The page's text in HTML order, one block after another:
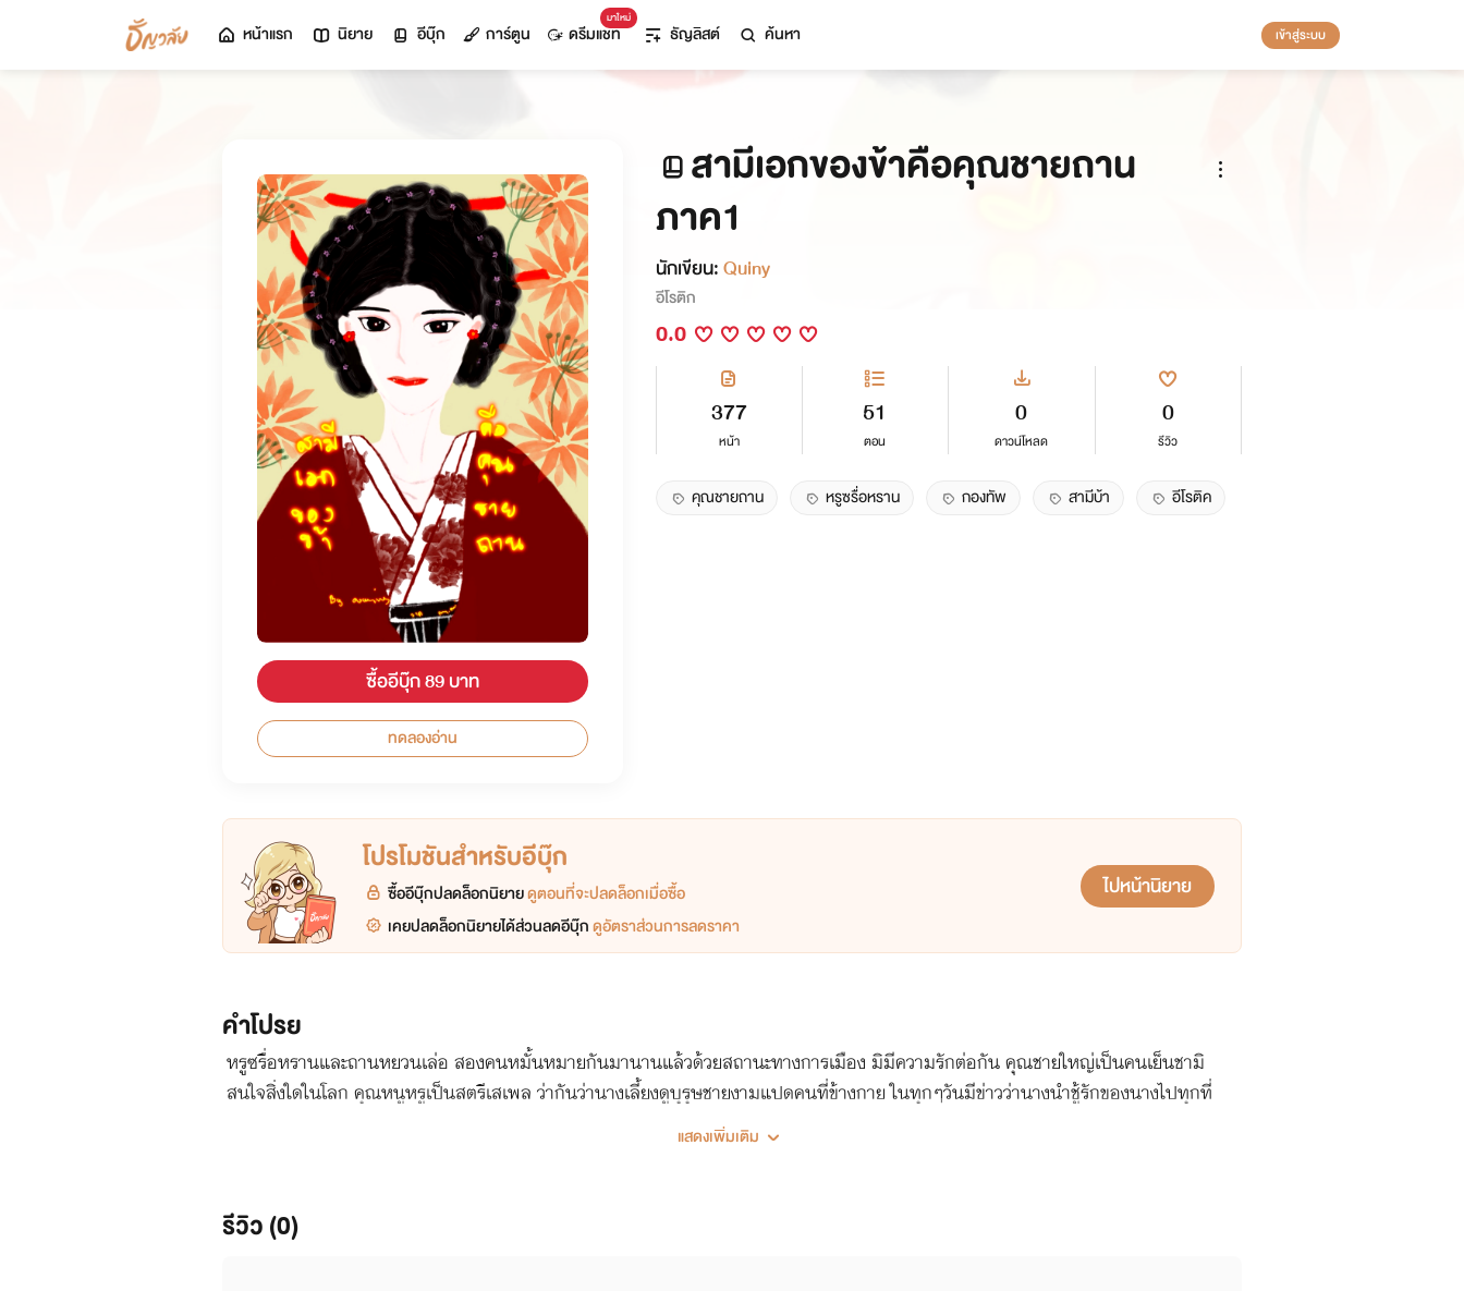
หน้าแรก นิยาย อีบุ๊ก การ์ตูน
มาใหม่
ดรีมแชท ธัญลิสต์ ค้นหา เข้าสู่ระบบ
ซื้ออีบุ๊ก 89 บาท
ทดลองอ่าน
สามีเอกของข้าคือคุณชายถาน
ภาค1
นักเขียน:Quiny
อีโรติก
0.0
377
หน้า
51
ตอน
0
ดาวน์โหลด
0
รีวิว
คุณชายถาน หรูซรื่อหราน กองทัพ สามีบ้า อีโรติค
โปรโมชันสำหรับอีบุ๊ก
ซื้ออีบุ๊กปลดล็อกนิยายดูตอนที่จะปลดล็อกเมื่อซื้อ
เคยปลดล็อกนิยายได้ส่วนลดอีบุ๊กดูอัตราส่วนการลดราคา
ไปหน้านิยาย
คำโปรย
หรูซรื่อหรานและถานหยวนเล่อ สองคนหมั้นหมายกันมานานแล้วด้วยสถานะทางการเมือง มิมีความรักต่อกัน คุณชายใหญ่เป็นคนเย็นชามิ
สนใจสิ่งใดในโลก คุณหนูหรูเป็นสตรีเสเพล ว่ากันว่านางเลี้ยงดูบุรุษชายงามแปดคนที่ข้างกาย ในทุกๆวันมีข่าวว่านางนำชู้รักของนางไปทุกที่
แสดงเพิ่มเติม
รีวิว (0)